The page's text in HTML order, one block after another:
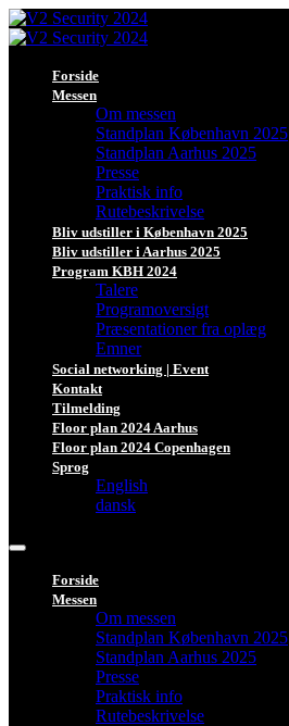
Forside
Messen
Om messen
Standplan København 2025
Standplan Aarhus 2025
Presse
Praktisk info
Rutebeskrivelse
Bliv udstiller i København 2025
Bliv udstiller i Aarhus 2025
Program KBH 2024
Talere
Programoversigt
Præsentationer fra oplæg
Emner
Social networking | Event
Kontakt
Tilmelding
Floor plan 2024 Aarhus
Floor plan 2024 Copenhagen
Sprog
English
dansk
Forside
Messen
Om messen
Standplan København 2025
Standplan Aarhus 2025
Presse
Praktisk info
Rutebeskrivelse